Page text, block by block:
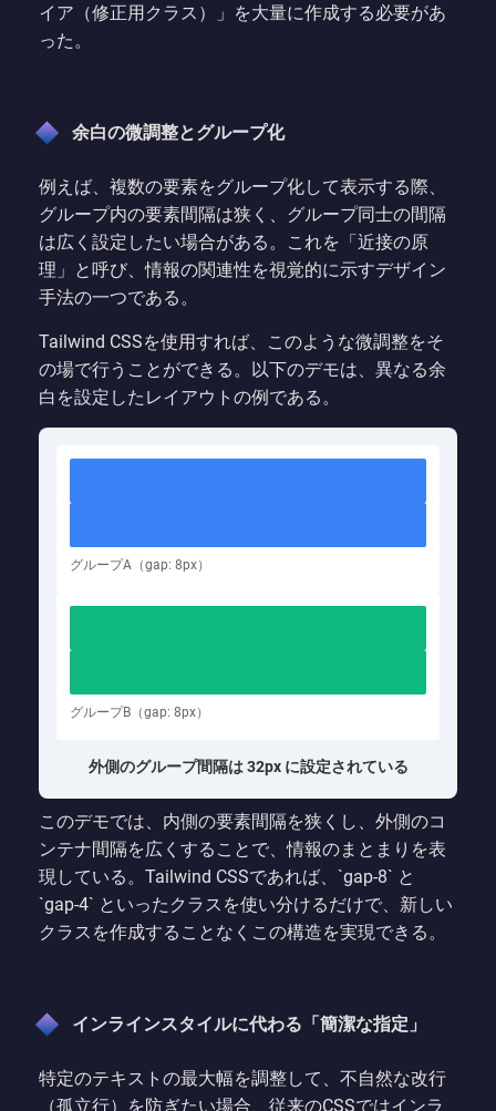
イア（修正用クラス）」を大量に作成する必要があ
った。
余白の微調整とグループ化
例えば、複数の要素をグループ化して表示する際、
グループ内の要素間隔は狭く、グループ同士の間隔
は広く設定したい場合がある。これを「近接の原
理」と呼び、情報の関連性を視覚的に示すデザイン
手法の一つである。
Tailwind CSSを使用すれば、このような微調整をそ
の場で行うことができる。以下のデモは、異なる余
白を設定したレイアウトの例である。
グループA（gap: 8px）
グループB（gap: 8px）
外側のグループ間隔は 32px に設定されている
このデモでは、内側の要素間隔を狭くし、外側のコ
ンテナ間隔を広くすることで、情報のまとまりを表
現している。Tailwind CSSであれば、`gap-8` と
`gap-4` といったクラスを使い分けるだけで、新しい
クラスを作成することなくこの構造を実現できる。
インラインスタイルに代わる「簡潔な指定」
特定のテキストの最大幅を調整して、不自然な改行
（孤立行）を防ぎたい場合、従来のCSSではインラ